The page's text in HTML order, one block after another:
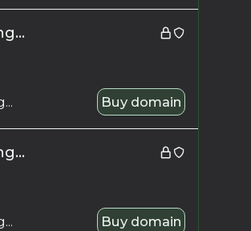
Buy domain
Buy domain